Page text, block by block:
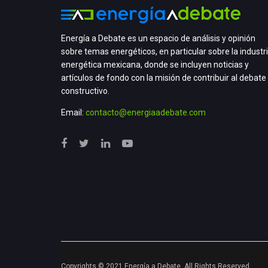
Energía a Debate es un espacio de análisis y opinión
sobre temas energéticos, en particular sobre la
energética mexicana, donde se incluyen noticias y
artículos de fondo con la misión de contribuir al debate
constructivo.
Email: contacto@energiaadebate.com
Copyrights © 2021 Energía a Debate. All Rights Reserved.